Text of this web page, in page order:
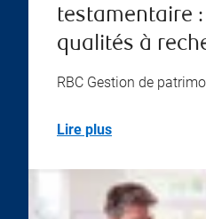
testamentaire
qualités à
RBC Gestion de
Lire plus